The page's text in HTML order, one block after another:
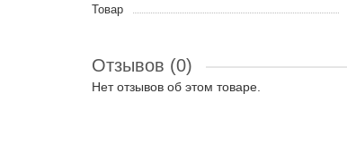
Товар
Отзывов (0)
Нет отзывов об этом товаре.